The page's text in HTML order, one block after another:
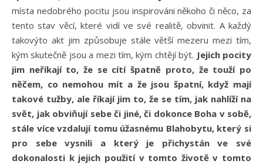
místa nedobrého pocitu jsou inspirováni někoho či něco, za
tento stav věcí, které vidí ve své realitě, obvinit. A každý
takovýto akt jim způsobuje stále větší mezeru mezi tím,
kým skutečně jsou a mezi tím, kým chtějí být. Jejich pocity
jim neříkají to, že se cítí špatně proto, že touží po
něčem, co nemohou mít a že jsou špatní, když mají
takové tužby, ale říkají jim to, že se tím, jak nahlíží na
svět, jak obviňují sebe či jiné, či dokonce Boha v sobě,
stále více vzdalují tomu úžasnému Blahobytu, který si
pro sebe vysnili a který je přichystán ve své
dokonalosti k jejich použití v tomto životě v tomto